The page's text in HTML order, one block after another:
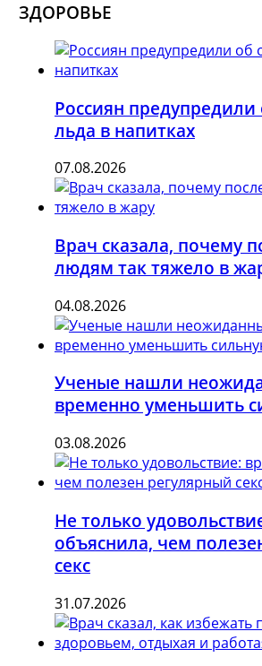
ЗДОРОВЬЕ
Россиян предупредили
льда в напитках
07.08.2026
Врач сказала, почему
людям так тяжело в
04.08.2026
Ученые нашли
временно уменьшить
03.08.2026
Не только
объяснила, чем
секс
31.07.2026